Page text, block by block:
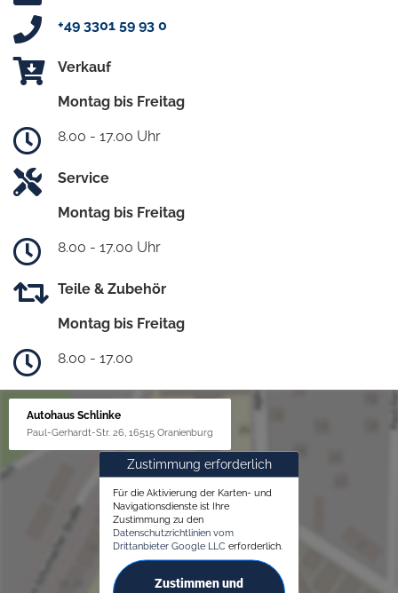
+49 3301 59 93 0
Verkauf
Montag bis Freitag
8.00 - 17.00 Uhr
Service
Montag bis Freitag
8.00 - 17.00 Uhr
Teile & Zubehör
Montag bis Freitag
8.00 - 17.00
Autohaus Schlinke
Paul-Gerhardt-Str. 26, 16515 Oranienburg
Zustimmung erforderlich
Für die Aktivierung der Karten- und
Navigationsdienste ist Ihre
Zustimmung zu den
Datenschutzrichtlinien vom
Drittanbieter Google LLC erforderlich.
Zustimmen und